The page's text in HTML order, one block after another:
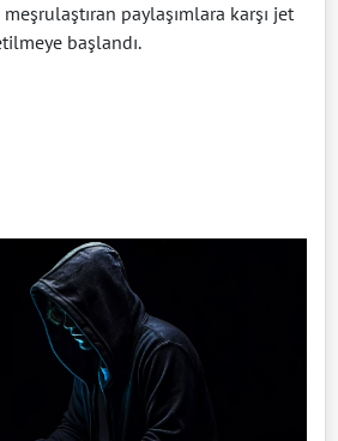
paylaşımlara karşı jet
başlandı.